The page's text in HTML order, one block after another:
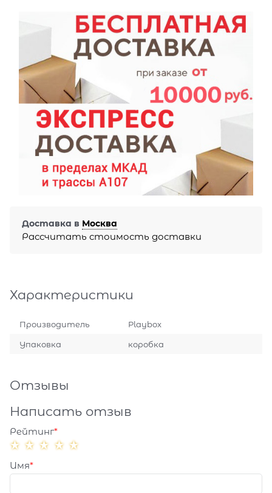
Доставка в Москва
Рассчитать стоимость доставки
Характеристики
Производитель Playbox
Упаковка коробка
Отзывы
Написать отзыв
Рейтинг
Имя